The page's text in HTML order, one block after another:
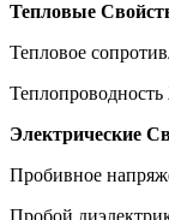
Тепловые
Тепловое
Электрические
Пробивное